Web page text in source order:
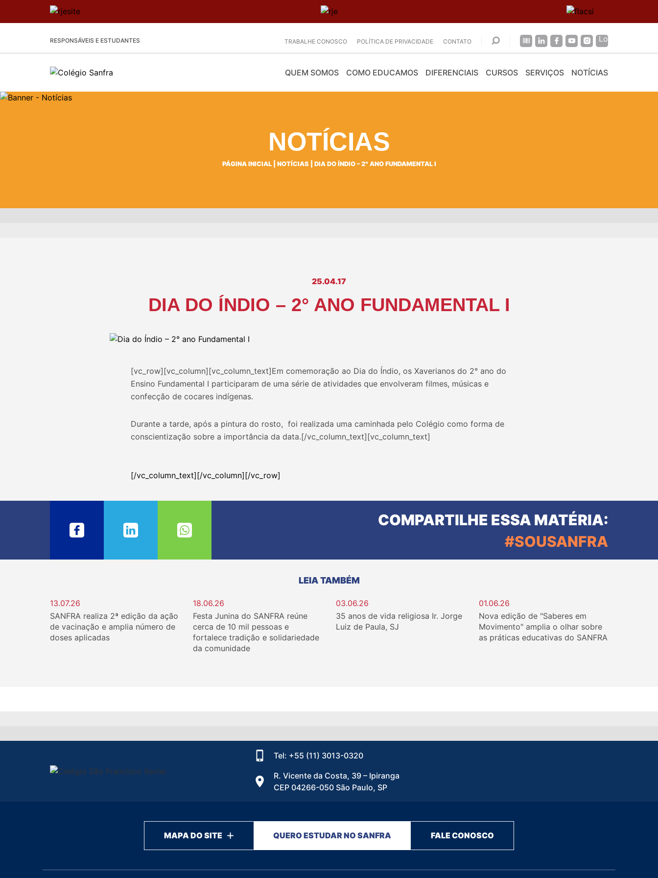
RESPONSÁVEIS E ESTUDANTES TRABALHE CONOSCO POLÍTICA DE PRIVACIDADE CONTATO
QUEM SOMOS COMO EDUCAMOS DIFERENCIAIS CURSOS SERVIÇOS NOTÍCIAS
NOTÍCIAS
PÁGINA INICIAL| NOTÍCIAS DIA DO ÍNDIO – 2° ANO FUNDAMENTAL I
25.04.17
DIA DO ÍNDIO – 2° ANO FUNDAMENTAL I
[vc_row][vc_column][vc_column_text]Em comemoração ao Dia do Índio, os Xaverianos do 2° ano do
Ensino Fundamental I participaram de uma série de atividades que envolveram filmes, músicas e
confecção de cocares indígenas.
Durante a tarde, após a pintura do rosto, foi realizada uma caminhada pelo Colégio como forma de
conscientização sobre a importância da data.[/vc_column_text][vc_column_text]
[/vc_column_text][/vc_column][/vc_row]
COMPARTILHE ESSA MATÉRIA:
#SOUSANFRA
LEIA TAMBÉM
13.07.26
SANFRA realiza 2ª edição da ação
de vacinação e amplia número de
doses aplicadas
18.06.26
Festa Junina do SANFRA reúne
cerca de 10 mil pessoas e
fortalece tradição e solidariedade
da comunidade
03.06.26
35 anos de vida religiosa Ir. Jorge
Luiz de Paula, SJ
01.06.26
Nova edição de "Saberes em
Movimento" amplia o olhar sobre
as práticas educativas do SANFRA
Tel: +55 (11) 3013-0320
R. Vicente da Costa, 39 – Ipiranga
CEP 04266-050 São Paulo, SP
MAPA DO SITE QUERO ESTUDAR NO SANFRA FALE CONOSCO